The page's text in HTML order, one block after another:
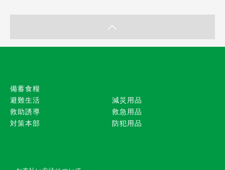
備蓄食糧
避難生活
救助誘導
対策本部
減災用品
救急用品
防犯用品